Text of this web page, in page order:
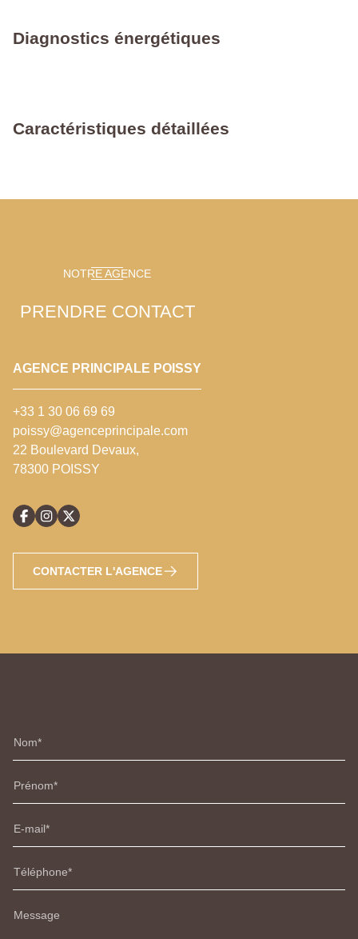
Diagnostics énergétiques
Caractéristiques détaillées
NOTRE AGENCE
PRENDRE CONTACT
AGENCE PRINCIPALE POISSY
+33 1 30 06 69 69
poissy@agenceprincipale.com
22 Boulevard Devaux,
78300 POISSY
CONTACTER L'AGENCE
Nom
Prénom
E-mail
Téléphone
Message